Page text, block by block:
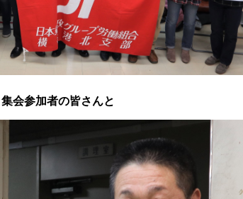
集会参加者の皆さんと